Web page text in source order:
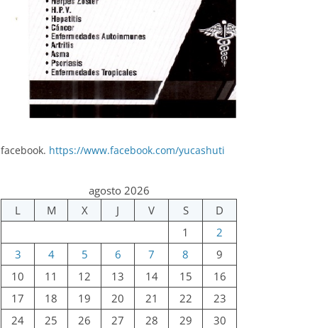
facebook. https://www.facebook.com/yucashuti
agosto 2026
L
M X J V S
D
1
2
3
4 5 6 7 8
9
10
11 12 13 14 15
16
17
18 19 20 21 22
23
24
25 26 27 28 29
30